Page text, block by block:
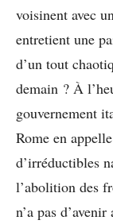
voisinent avec
entretient une
d’un tout
demain ? À
gouvernement
Rome en
d’irréductibles
l’abolition des
n’a pas